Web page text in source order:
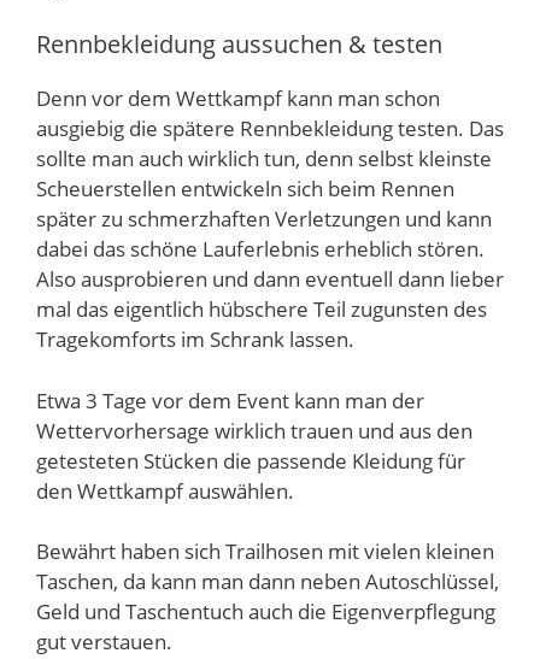
Rennbekleidung aussuchen & testen
Denn vor dem Wettkampf kann man schon
ausgiebig die spätere Rennbekleidung testen. Das
sollte man auch wirklich tun, denn selbst kleinste
Scheuerstellen entwickeln sich beim Rennen
später zu schmerzhaften Verletzungen und kann
dabei das schöne Lauferlebnis erheblich stören.
Also ausprobieren und dann eventuell dann lieber
mal das eigentlich hübschere Teil zugunsten des
Tragekomforts im Schrank lassen.
Etwa 3 Tage vor dem Event kann man der
Wettervorhersage wirklich trauen und aus den
getesteten Stücken die passende Kleidung für
den Wettkampf auswählen.
Bewährt haben sich Trailhosen mit vielen kleinen
Taschen, da kann man dann neben Autoschlüssel,
Geld und Taschentuch auch die Eigenverpflegung
gut verstauen.